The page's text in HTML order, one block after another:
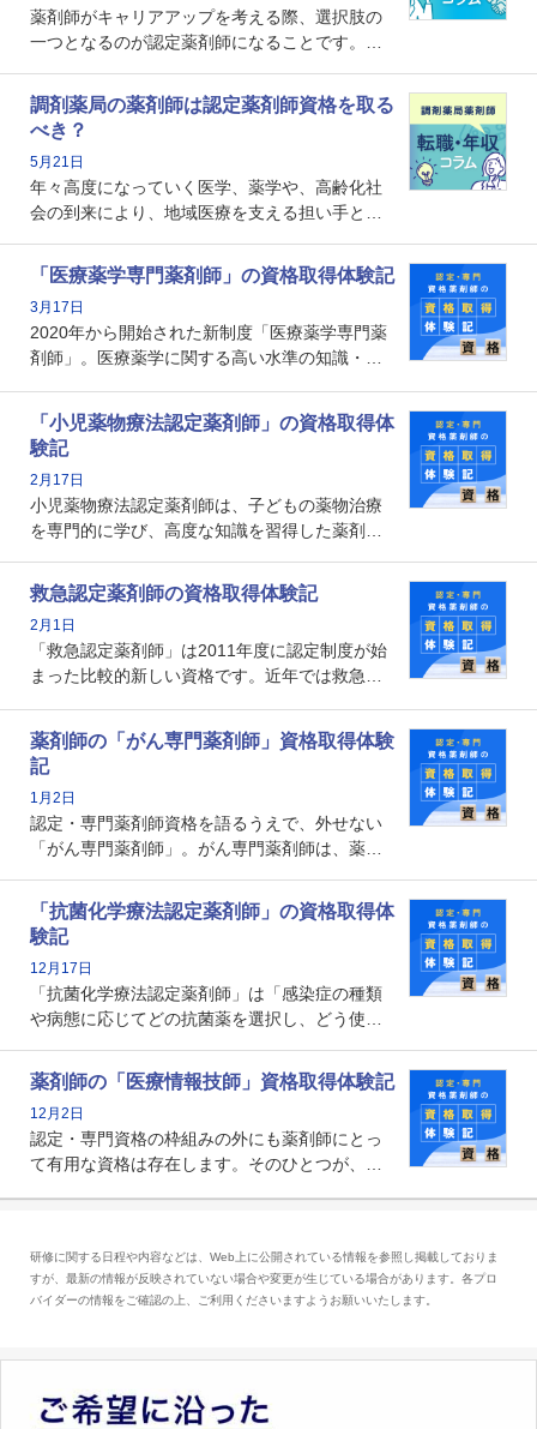
薬剤師がキャリアアップを考える際、選択肢の
一つとなるのが認定薬剤師になることです。し
という声を聞いたことがあるかもしれません。
本記事では、認定薬剤師が「意味ない」といわ
れる理由や、取得するメリット、年収・キャリ
アへの影響を解説します。
調剤薬局の薬剤師は認定薬剤師資格を取る
べき？
5月21日
年々高度になっていく医学、薬学や、高齢化社
会の到来により、地域医療を支える担い手とし
で、重要度が増しているのが認定薬剤師という
資格です。認定薬剤師とはいったいどんな資格
なのでしょうか。それを取得するとどのような
メリットがあるのでしょうか。
「医療薬学専門薬剤師」の資格取得体験記
3月17日
2020年から開始された新制度「医療薬学専門薬
剤師」。医療薬学に関する高い水準の知識・技
となります。取得要件は多岐に渡り、審査も複
数回ありますが、患者さんに対して一定の能力
の証明になる資格と言えます。
「小児薬物療法認定薬剤師」の資格取得体
験記
2月17日
小児薬物療法認定薬剤師は、子どもの薬物治療
を専門的に学び、高度な知識を習得した薬剤師
や、特有の疾患、心理状況を理解し、専門性を
深めることで、子どもとその保護者に寄り添え
る存在です。今回はそんな小児薬物療法認定薬
剤師の取得体験記をご紹介します。
救急認定薬剤師の資格取得体験記
2月1日
「救急認定薬剤師」は2011年度に認定制度が始
まった比較的新しい資格です。近年では救急病
増えているのではないでしょうか。今回はそん
な救急認定薬剤師の取得体験記をご紹介しま
す。
薬剤師の「がん専門薬剤師」資格取得体験
記
1月2日
認定・専門薬剤師資格を語るうえで、外せない
「がん専門薬剤師」。がん専門薬剤師は、薬剤
関する資格として、2009年に発足しました。薬
剤師の専門性を活かして高度化するがん医療に
貢献する姿は、今も病院薬剤師にとって一目置
かれる存在です。
「抗菌化学療法認定薬剤師」の資格取得体
験記
12月17日
「抗菌化学療法認定薬剤師」は「感染症の種類
や病態に応じてどの抗菌薬を選択し、どう使っ
る薬剤師です。現在、感染防止対策加算の施設
基準に専任の薬剤師配置が挙げられており、今
後は感染症領域で薬剤師に、より多くの役割が
求められる可能性もあります。
薬剤師の「医療情報技師」資格取得体験記
12月2日
認定・専門資格の枠組みの外にも薬剤師にとっ
て有用な資格は存在します。そのひとつが、
とは、病院薬剤師を中心に大きな武器になりま
す。
研修に関する日程や内容などは、Web上に公開されている情報を参照し掲載しておりま
すが、最新の情報が反映されていない場合や変更が生じている場合があります。各プロ
バイダーの情報をご確認の上、ご利用くださいますようお願いいたします。